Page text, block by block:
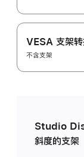
VESA 支架转
不含支架
Studio
斜度的支架